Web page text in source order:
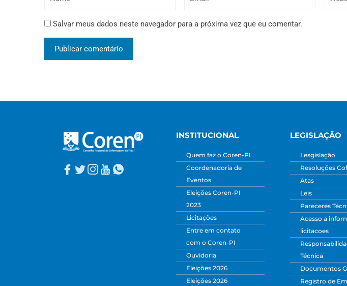
Salvar meus dados neste navegador para a próxima vez que eu comentar.
INSTITUCIONAL
Quem faz o Coren-PI
Coordenadoria de
Eventos
Eleições Coren-PI
2023
Licitações
Entre em contato
com o Coren-PI
Ouvidoria
Eleições 2026
Eleições 2026
LEGISLAÇÃO
Lesgislação
Resoluções
Atas
Leis
Pareceres
Acesso a
licitacoes
Técnica
Documentos
Registro de